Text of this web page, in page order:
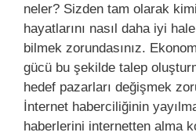
neler? Sizden tam olarak
hayatlarını nasıl daha iyi
bilmek zorundasınız.
gücü bu şekilde talep
hedef pazarları değişmek
İnternet haberciliğinin
haberlerini internetten alma